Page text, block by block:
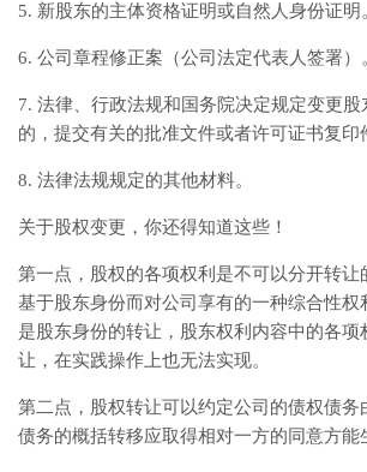
5. 新股东的主体资格证明或自然人身份证明
6. 公司章程修正案（公司法定代表人签署）
7. 法律、行政法规和国务院决定规定变更
的，提交有关的批准文件或者许可证书复印
8. 法律法规规定的其他材料。
关于股权变更，你还得知道这些！
第一点，股权的各项权利是不可以分开转让
基于股东身份而对公司享有的一种综合性权
是股东身份的转让，股东权利内容中的各项
让，在实践操作上也无法实现。
第二点，股权转让可以约定公司的债权债务
债务的概括转移应取得相对一方的同意方能